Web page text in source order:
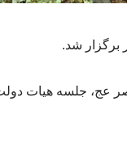
شد.
عج، جلسه هیات